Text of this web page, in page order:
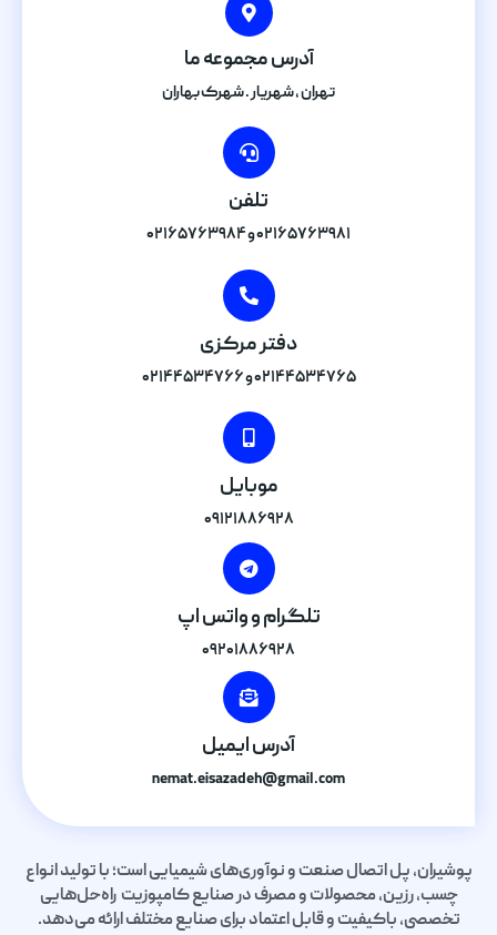
آدرس مجموعه ما
تهران , شهریار . شهرک بهاران
تلفن
۰۲۱۶۵۷۶۳۹۸۱ و ۰۲۱۶۵۷۶۳۹۸۴
دفتر مرکزی
۰۲۱۴۴۵۳۴۷۶۵ و ۰۲۱۴۴۵۳۴۷۶۶
موبایل
۰۹۱۲۱۸۸۶۹۲۸
تلگرام و واتس اپ
۰۹۲۰۱۸۸۶۹۲۸
آدرس ایمیل
nemat.eisazadeh@gmail.com
پوشیران، پل اتصال صنعت و نوآوری‌های شیمیایی است؛ با تولید انواع
چسب، رزین، محصولات و مصرف در صنایع کامپوزیت راه‌حل‌هایی
تخصصی، باکیفیت و قابل اعتماد برای صنایع مختلف ارائه می‌دهد.